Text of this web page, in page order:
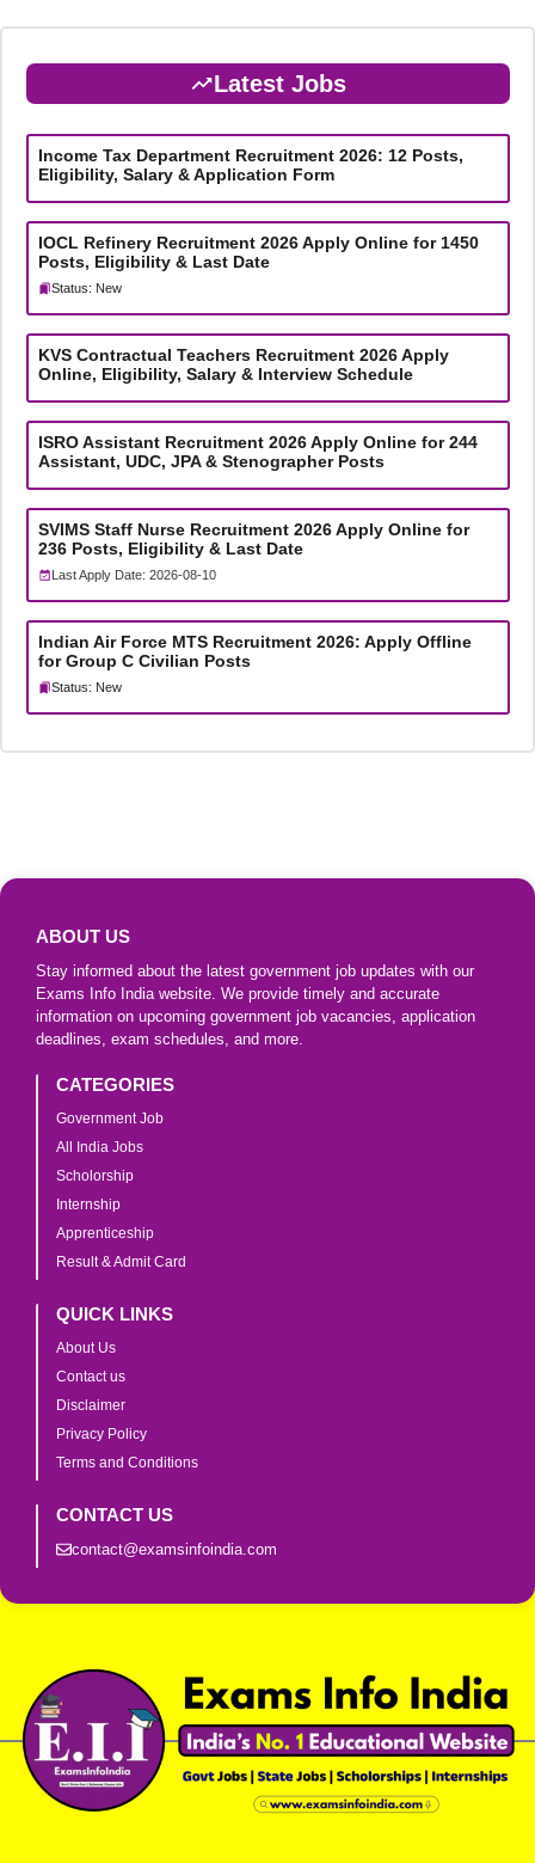
Latest Jobs
Income Tax Department Recruitment 2026: 12 Posts,
Eligibility, Salary & Application Form
IOCL Refinery Recruitment 2026 Apply Online for 1450
Posts, Eligibility & Last Date
Status: New
KVS Contractual Teachers Recruitment 2026 Apply
Online, Eligibility, Salary & Interview Schedule
ISRO Assistant Recruitment 2026 Apply Online for 244
Assistant, UDC, JPA & Stenographer Posts
SVIMS Staff Nurse Recruitment 2026 Apply Online for
236 Posts, Eligibility & Last Date
Last Apply Date: 2026-08-10
Indian Air Force MTS Recruitment 2026: Apply Offline
for Group C Civilian Posts
Status: New
ABOUT US
Stay informed about the latest government job updates with our
Exams Info India website. We provide timely and accurate
information on upcoming government job vacancies, application
deadlines, exam schedules, and more.
CATEGORIES
Government Job
All India Jobs
Scholorship
Internship
Apprenticeship
Result & Admit Card
QUICK LINKS
About Us
Contact us
Disclaimer
Privacy Policy
Terms and Conditions
CONTACT US
contact@examsinfoindia.com